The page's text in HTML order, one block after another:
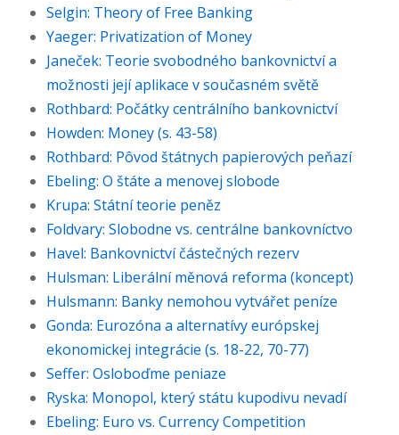
Selgin: Theory of Free Banking
Yaeger: Privatization of Money
Janeček: Teorie svobodného bankovnictví a
možnosti její aplikace v současném světě
Rothbard: Počátky centrálního bankovnictví
Howden: Money (s. 43-58)
Rothbard: Pôvod štátnych papierových peňazí
Ebeling: O štáte a menovej slobode
Krupa: Státní teorie peněz
Foldvary: Slobodne vs. centrálne bankovníctvo
Havel: Bankovnictví částečných rezerv
Hulsman: Liberální měnová reforma (koncept)
Hulsmann: Banky nemohou vytvářet peníze
Gonda: Eurozóna a alternatívy európskej
ekonomickej integrácie (s. 18-22, 70-77)
Seffer: Osloboďme peniaze
Ryska: Monopol, který státu kupodivu nevadí
Ebeling: Euro vs. Currency Competition